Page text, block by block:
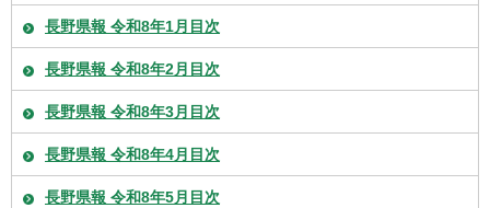
長野県報 令和8年1月目次
長野県報 令和8年2月目次
長野県報 令和8年3月目次
長野県報 令和8年4月目次
長野県報 令和8年5月目次